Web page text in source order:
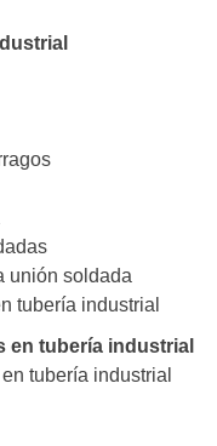
unión soldada
tubería industrial
en tubería industrial
tubería industrial